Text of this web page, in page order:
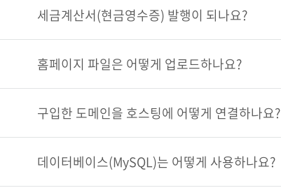
세금계산서(현금영수증) 발행이 되나요?
홈페이지 파일은 어떻게 업로드하나요?
구입한 도메인을 호스팅에 어떻게 연결하나요?
데이터베이스(MySQL)는 어떻게 사용하나요?